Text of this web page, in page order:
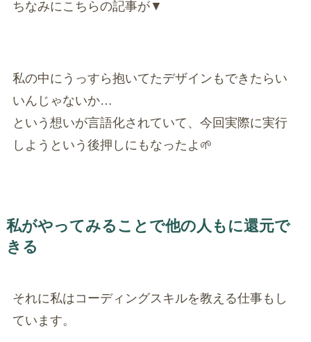
ちなみにこちらの記事が▼
私の中にうっすら抱いてたデザインもできたらい
いんじゃないか…
という想いが言語化されていて、今回実際に実行
しようという後押しにもなったよ🌱
私がやってみることで他の人もに還元で
きる
それに私はコーディングスキルを教える仕事もし
ています。